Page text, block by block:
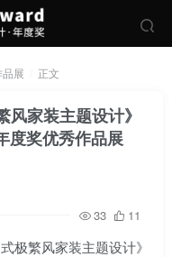
展 正文
家装主题设计》
奖优秀作品展
33 11
繁风家装主题设计》